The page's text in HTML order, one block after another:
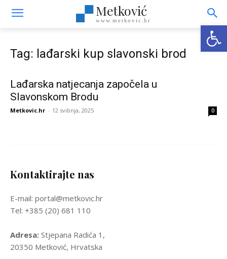
Metković
www.metkovic.hr
Tag: lađarski kup slavonski brod
Lađarska natjecanja započela u
Slavonskom Brodu
Metkovic.hr - 12 svibnja, 2025 0
Kontaktirajte nas
E-mail: portal@metkovic.hr
Tel: +385 (20) 681 110
Adresa: Stjepana Radića 1,
20350 Metković, Hrvatska